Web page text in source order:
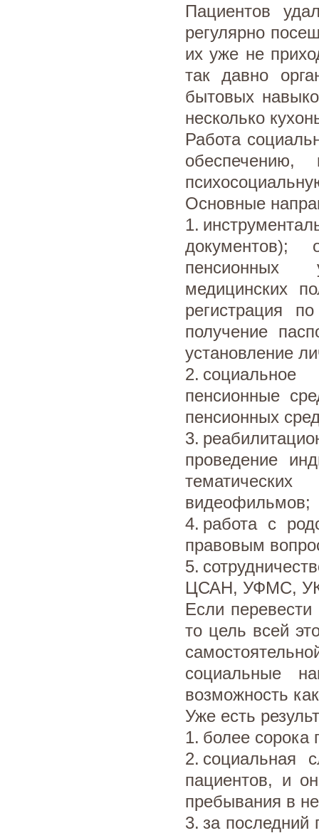
Пациентов
регулярно
их уже не
так давно
бытовых
несколько
Работа
Основные
1.
документов);
пенсионных
медицинских
регистрация
получение
установление
2.
пенсионные
пенсионных
3.
проведение
видеофильмов;
4. работа с
правовым
5.
ЦСАН, УФМС, УК,
Если
то цель всей
социальные
возможность
Уже есть
1. более сорока
2. социальная
пациентов, и
пребывания в
3. за последний